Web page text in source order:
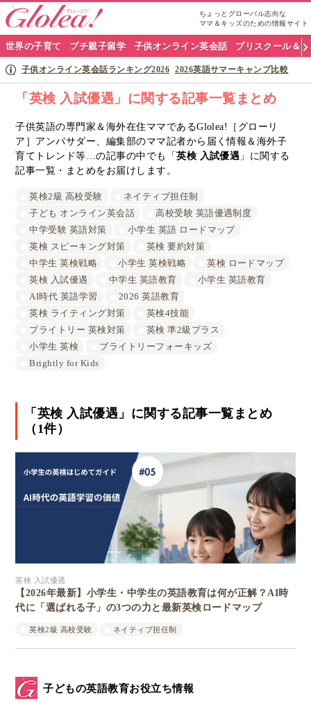
ちょっとグローバル志向な
ママ＆キッズのための情報サイト
グ
ロ
リ
ア
ナ
世界の子育て プチ親子留学 子供オンライン英会話 プリスクール＆
子供オンライン英会話ランキング2026 2026英語サマーキャンプ比較
「英検 入試優遇」に関する記事一覧まとめ
子供英語の専門家＆海外在住ママであるGlolea!［グローリ
ア］アンバサダー、編集部のママ記者から届く情報＆海外子
育てトレンド等…の記事の中でも「英検 入試優遇 」に関する
記事一覧・まとめをお届けします。
英検2級 高校受験
ネイティブ担任制
子ども オンライン英会話
高校受験 英語優遇制度
中学受験 英語対策
小学生 英語 ロードマップ
英検 スピーキング対策
英検 要約対策
中学生 英検戦略
小学生 英検戦略
英検 ロードマップ
英検 入試優遇
中学生 英語教育
小学生 英語教育
AI時代 英語学習
2026 英語教育
英検 ライティング対策
英検4技能
ブライトリー 英検対策
英検 準2級プラス
小学生 英検
ブライトリーフォーキッズ
Brightly for Kids
「英検 入試優遇」に関する記事一覧まとめ
（1件）
英検 入試優遇
【2026年最新】小学生・中学生の英語教育は何が正解？AI時
代に「選ばれる子」の3つの力と最新英検ロードマップ
英検2級 高校受験 ネイティブ担任制
子どもの英語教育お役立ち情報